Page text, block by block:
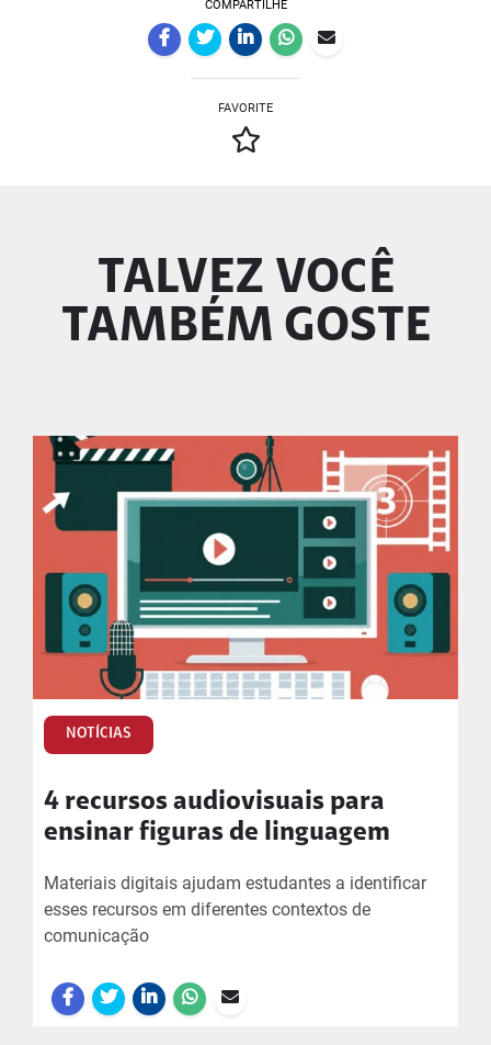
COMPARTILHE
FAVORITE
TALVEZ VOCÊ
TAMBÉM GOSTE
NOTÍCIAS
4 recursos audiovisuais para
ensinar figuras de linguagem
Materiais digitais ajudam estudantes a identificar
esses recursos em diferentes contextos de
comunicação